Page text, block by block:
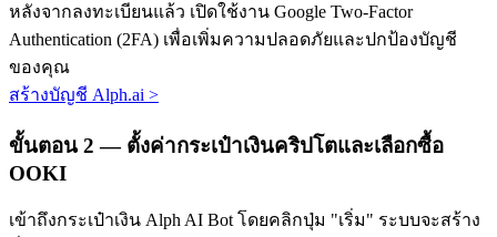
พันธมิตร Bitrue
หลังจากลงทะเบียนแล้ว เปิดใช้งาน Google Two-Factor
Authentication (2FA) เพื่อเพิ่มความปลอดภัยและปกป้องบัญชี
ของคุณ
สร้างบัญชี Alph.ai >
ขั้นตอน 2 — ตั้งค่ากระเป๋าเงินคริปโตและเลือกซื้อ
OOKI
เข้าถึงกระเป๋าเงิน Alph AI Bot โดยคลิกปุ่ม "เริ่ม" ระบบจะสร้าง